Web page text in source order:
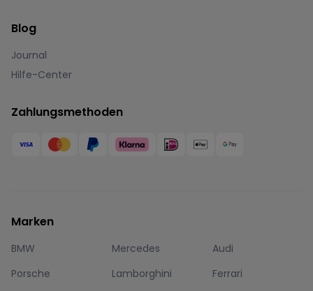
Blog
Journal
Hilfe-Center
Zahlungsmethoden
Marken
BMW Mercedes
Audi
Porsche
Lamborghini
Ferrari